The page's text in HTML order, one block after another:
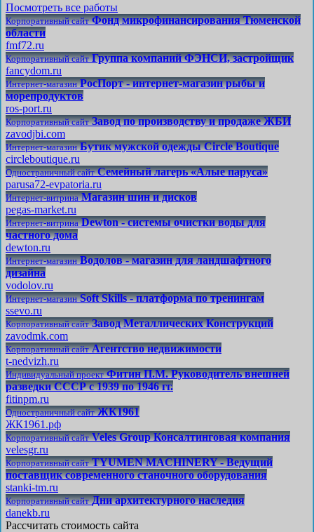
Посмотреть все работы
Корпоративный сайт Фонд микрофинансирования Тюменской
области
fmf72.ru
Корпоративный сайт Группа компаний ФЭНСИ, застройщик
fancydom.ru
Интернет-магазин РосПорт - интернет-магазин рыбы и
морепродуктов
ros-port.ru
Корпоративный сайт Завод по производству и продаже ЖБИ
zavodjbi.com
Интернет-магазин Бутик мужской одежды Circle Boutique
circleboutique.ru
Одностраничный сайт Семейный лагерь «Алые паруса»
parusa72-evpatoria.ru
Интернет-витрина Магазин шин и дисков
pegas-market.ru
Интернет-витрина Dewton - системы очистки воды для
частного дома
dewton.ru
Интернет-магазин Водолов - магазин для ландшафтного
дизайна
vodolov.ru
Интернет-магазин Soft Skills - платформа по тренингам
ssevo.ru
Корпоративный сайт Завод Металлических Конструкций
zavodmk.com
Корпоративный сайт Агентство недвижимости
t-nedvizh.ru
Индивидуальный проект Фитин П.М. Руководитель внешней
разведки СССР с 1939 по 1946 гг.
fitinpm.ru
Одностраничный сайт ЖК1961
ЖК1961.рф
Корпоративный сайт Veles Group Консалтинговая компания
velesgr.ru
Корпоративный сайт TYUMEN MACHINERY - Ведущий
поставщик современного станочного оборудования
stanki-tm.ru
Корпоративный сайт Дни архитектурного наследия
danekb.ru
Рассчитать стоимость сайта